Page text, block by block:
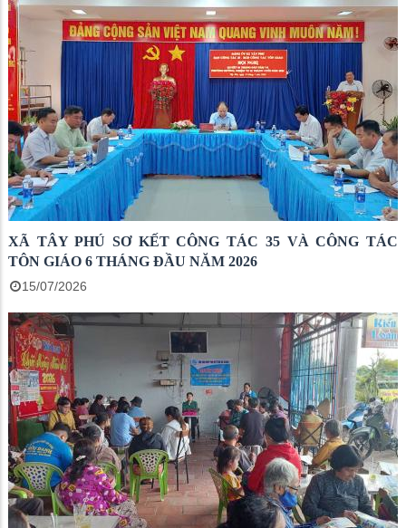
XÃ TÂY PHÚ SƠ KẾT CÔNG TÁC 35 VÀ CÔNG TÁC
TÔN GIÁO 6 THÁNG ĐẦU NĂM 2026
15/07/2026